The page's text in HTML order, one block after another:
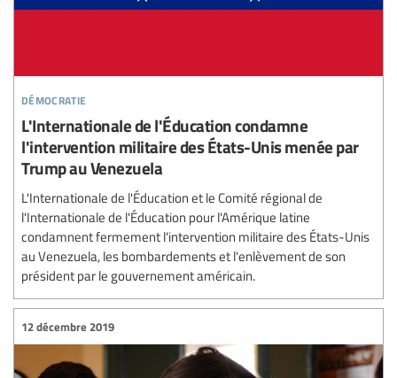
démocratie
L'Internationale de l'Éducation condamne
l'intervention militaire des États-Unis menée par
Trump au Venezuela
L'Internationale de l'Éducation et le Comité régional de
l'Internationale de l'Éducation pour l'Amérique latine
condamnent fermement l'intervention militaire des États-Unis
au Venezuela, les bombardements et l'enlèvement de son
président par le gouvernement américain.
12 décembre 2019